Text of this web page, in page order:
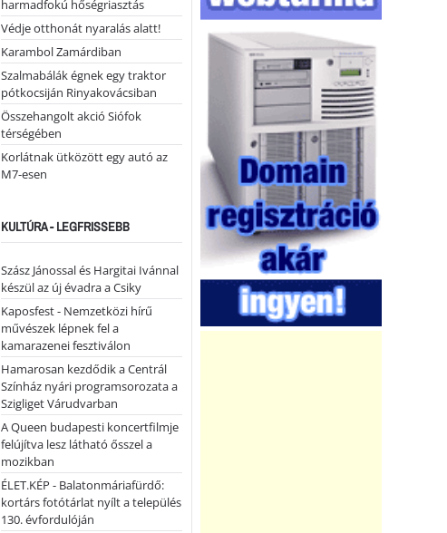
harmadfokú hőségriasztás
Védje otthonát nyaralás alatt!
Karambol Zamárdiban
Szalmabálák égnek egy traktor
pótkocsiján Rinyakovácsiban
Összehangolt akció Siófok
térségében
Korlátnak ütközött egy autó az
M7-esen
KULTÚRA - LEGFRISSEBB
Szász Jánossal és Hargitai Ivánnal
készül az új évadra a Csiky
Kaposfest - Nemzetközi hírű
művészek lépnek fel a
kamarazenei fesztiválon
Hamarosan kezdődik a Centrál
Színház nyári programsorozata a
Szigliget Várudvarban
A Queen budapesti koncertfilmje
felújítva lesz látható ősszel a
mozikban
ÉLET.KÉP - Balatonmáriafürdő:
kortárs fotótárlat nyílt a település
130. évfordulóján